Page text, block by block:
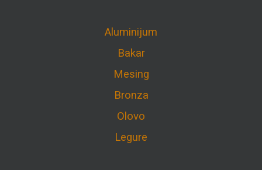
Aluminijum
Bakar
Mesing
Bronza
Olovo
Legure